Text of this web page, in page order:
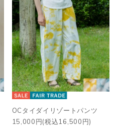
OCタイダイリゾートパンツ
15,000円(税込16,500円)